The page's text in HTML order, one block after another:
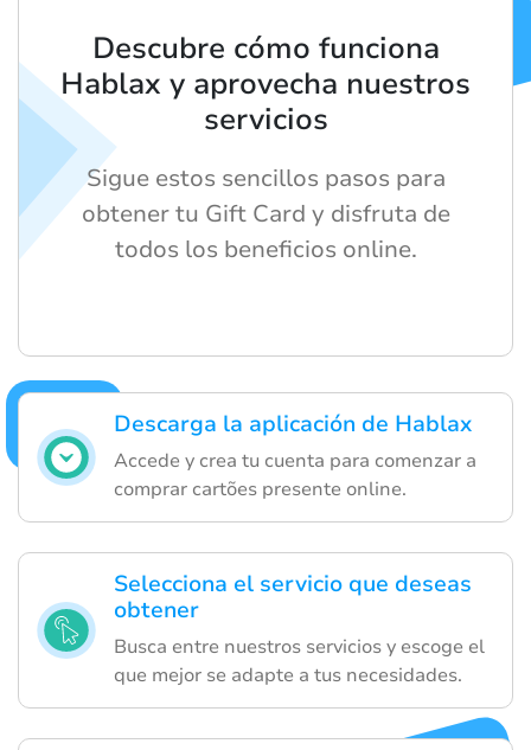
Descarga la aplicación de Hablax
Accede y crea tu cuenta para comenzar a
comprar cartões presente online.
Selecciona el servicio que deseas
obtener
Busca entre nuestros servicios y escoge el
que mejor se adapte a tus necesidades.
Descubre cómo funciona
Hablax y aprovecha nuestros
servicios
Sigue estos sencillos pasos para
obtener tu Gift Card y disfruta de
todos los beneficios online.